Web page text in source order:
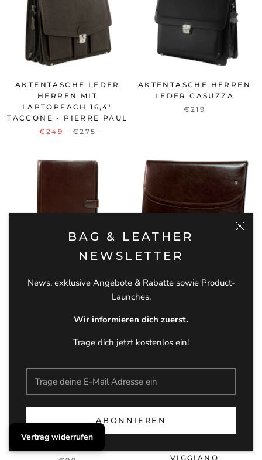
BAG & LEATHER
NEWSLETTER
News, exklusive Angebote & Rabatte sowie Product-
Launches.
Wir informieren dich zuerst.
Trage dich jetzt kostenlos ein!
ABONNIEREN
AKTENTASCHE LEDER
HERREN MIT
LAPTOPFACH 16,4"
TACCONE - PIERRE PAUL
€249
€275
AKTENTASCHE HERREN
LEDER CASUZZA
€219
- MARO
LEDER SCHREIBMAPPE
AUSVERKAUFT
HERREN LEDER
VIGGIANO
Vertrag widerrufen